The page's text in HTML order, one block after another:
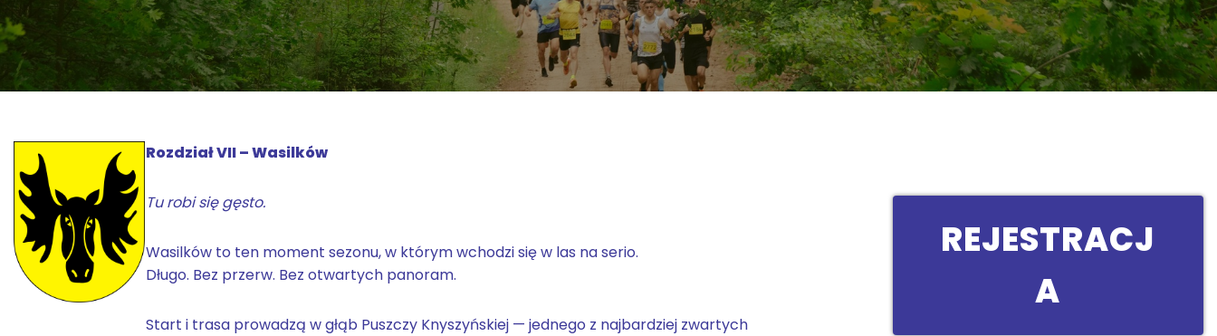
Rozdział VII – Wasilków
Tu robi się gęsto.
Wasilków to ten moment sezonu, w którym wchodzi się w las na serio.
Długo. Bez przerw. Bez otwartych panoram.
Start i trasa prowadzą w głąb Puszczy Knyszyńskiej — jednego z najbardziej zwartych
REJESTRACJ
A